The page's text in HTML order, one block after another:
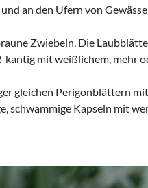
an den Ufern von
Zwiebeln. Die
mit weißlichem, mehr
gleichen Perigonblättern
Kapseln mit